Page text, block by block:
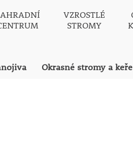
VZROSTLÉ
STROMY
Okrasné stromy a keře